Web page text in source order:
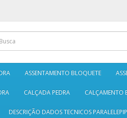
ASSENTAMENTO BLOQUETE
CALÇADA PEDRA CALÇAMENTO
DESCRIÇÃO DADOS TECNICOS